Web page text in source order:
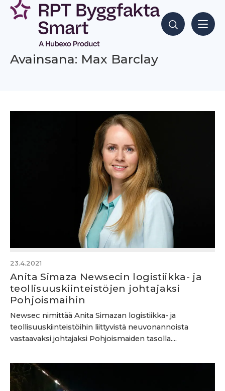
Siirry
sisältöön
Hae sisältöjä
Avainsana: Max Barclay
23.4.2021
Anita Simaza Newsecin logistiikka- ja
teollisuuskiinteistöjen johtajaksi
Pohjoismaihin
Newsec nimittää Anita Simazan logistiikka- ja
teollisuuskiinteistöihin liittyvistä neuvonannoista
vastaavaksi johtajaksi Pohjoismaiden tasolla....